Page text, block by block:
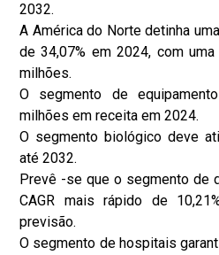
2032.
A América do Norte detinha
de 34,07% em 2024, com
milhões.
O segmento de
milhões em receita em 2024.
O segmento biológico deve
até 2032.
Prevê -se que o segmento de
CAGR mais rápido de
previsão.
O segmento de hospitais